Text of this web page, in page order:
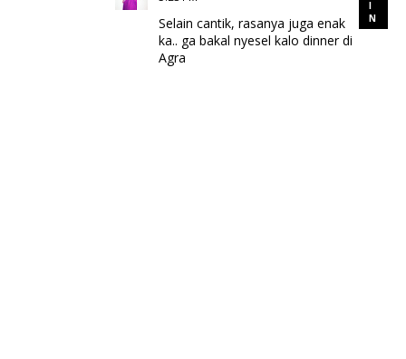
Selain cantik, rasanya juga enak
ka.. ga bakal nyesel kalo dinner di
Agra